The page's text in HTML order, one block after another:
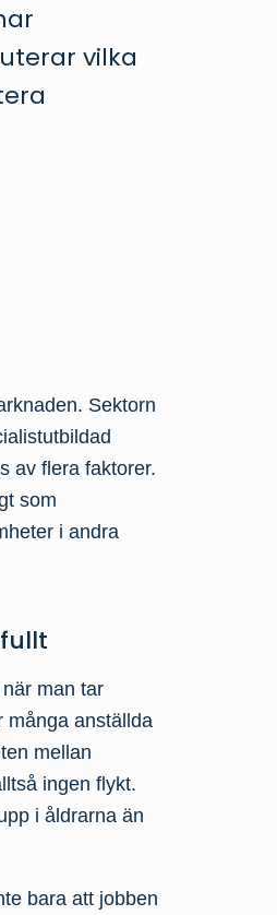
vilka
Sektorn
av flera faktorer.
som
i andra
man tar
många anställda
mellan
ingen flykt.
i åldrarna än
bara att jobben